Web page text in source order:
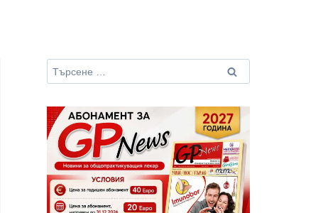
Търсене
за: